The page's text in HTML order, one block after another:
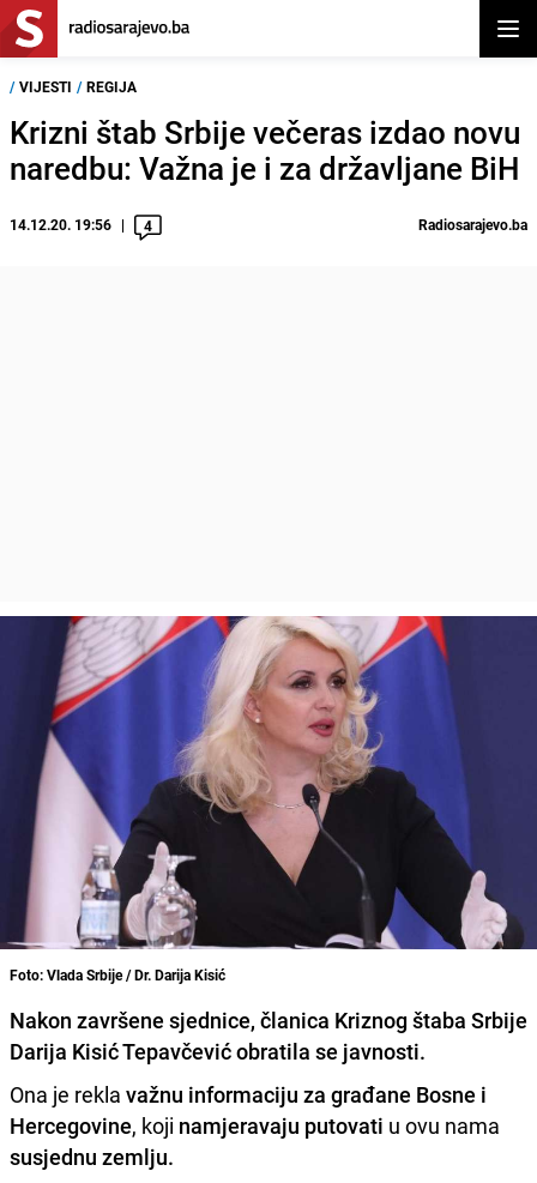
/ VIJESTI / REGIJA
Krizni štab Srbije večeras izdao novu
naredbu: Važna je i za državljane BiH
14.12.20. 19:56 4 Radiosarajevo.ba
Foto: Vlada Srbije / Dr. Darija Kisić
Nakon završene sjednice, članica Kriznog štaba Srbije
Darija Kisić Tepavčevićobratila se javnosti.
Ona je rekla važnu informaciju za građane Bosne i
Hercegovine, koji namjeravaju putovati u ovu nama
susjednu zemlju.